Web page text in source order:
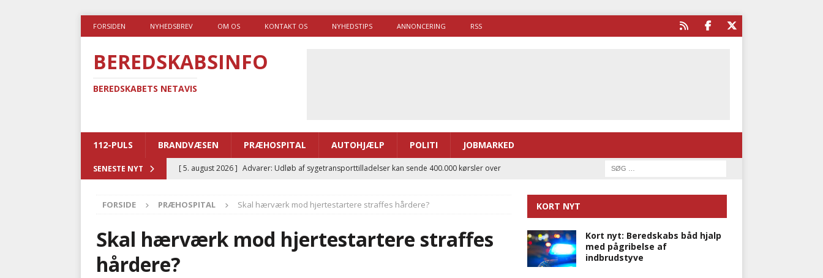
FORSIDEN NYHEDSBREV OM OS KONTAKT OS NYHEDSTIPS ANNONCERING RSS
BEREDSKABSINFO
BEREDSKABETS NETAVIS
112-PULS BRANDVÆSEN PRÆHOSPITAL AUTOHJÆLP POLITI JOBMARKED
SENESTE NYT [ 5. august 2026 ] Advarer: Udløb af sygetransporttilladelser kan sende 400.000 kørsler over
[ 5. august 2026 ] Ny ambulance og el-sygetransportvogn til Samsø
PRÆHOSPITAL
[ 4. august 2026 ]
Brandvæsenerne brugte lidt længere tid på at komme af sted i 2025
FORSIDE PRÆHOSPITAL Skal hærværk mod hjertestartere straffes hårdere?
Skal hærværk mod hjertestartere straffes
hårdere?
KORT NYT
Kort nyt: Beredskabs båd hjalp
med pågribelse af
indbrudstyve